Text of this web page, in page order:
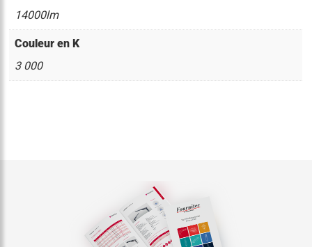
14000lm
Couleur en K
3 000